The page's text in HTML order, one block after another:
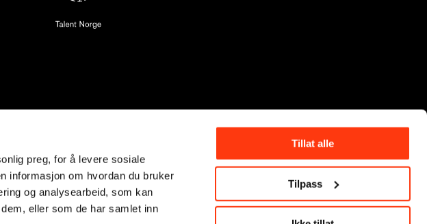
preg, for å levere sosiale
informasjon om hvordan du bruker
og analysearbeid, som kan
eller som de har samlet inn
Tillat alle
Tilpass